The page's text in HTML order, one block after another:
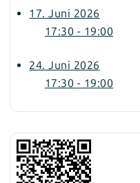
17. Juni 2026
17:30 - 19:00
24. Juni 2026
17:30 - 19:00